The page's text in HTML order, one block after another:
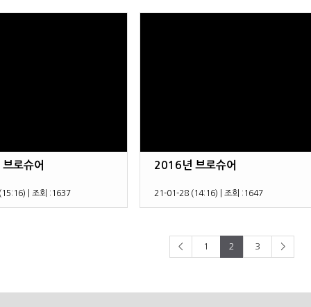
로슈어
|조회 : 1637
2016년 브로슈어
21-01-28 (14:16) 조회 : 1647
< 1 2 3 >